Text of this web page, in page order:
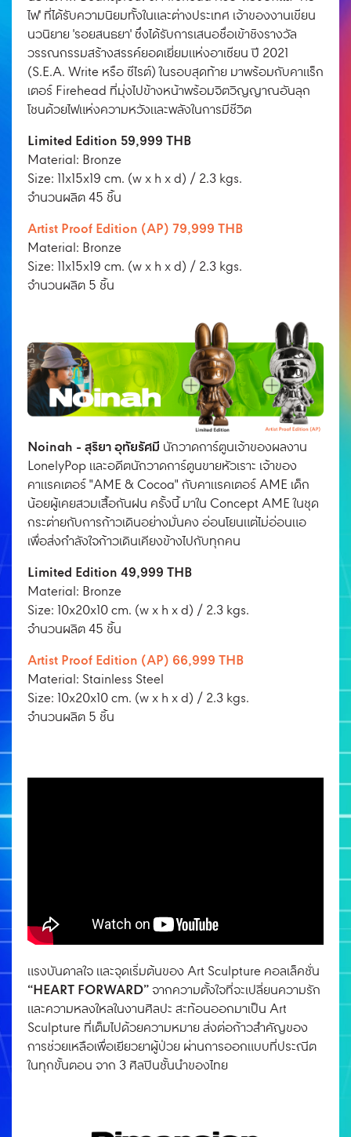
ไฟ' ที่ได้รับความนิยมทั้งในและต่างประเทศ เจ้าของงานเขียน
นวนิยาย 'รอยสนธยา' ซึ่งได้รับการเสนอชื่อเข้าชิงรางวัล
วรรณกรรมสร้างสรรค์ยอดเยี่ยมแห่งอาเซียน ปี 2021
(S.E.A. Write หรือ ซีไรต์) ในรอบสุดท้าย มาพร้อมกับคาแร็ก
เตอร์ Firehead ที่มุ่งไปข้างหน้าพร้อมจิตวิญญาณอันลุก
โชนด้วยไฟแห่งความหวังและพลังในการมีชีวิต
Limited Edition 59,999 THB
Material: Bronze
Size: 11x15x19 cm. (w x h x d) / 2.3 kgs.
จํานวนผลิต 45 ชิ้น
Artist Proof Edition (AP) 79,999 THB
Material: Bronze
Size: 11x15x19 cm. (w x h x d) / 2.3 kgs.
จํานวนผลิต 5 ชิ้น
Noinah - สุริยา อุทัยรัศมี นักวาดการ์ตูนเจ้าของผลงาน
LonelyPop และอดีตนักวาดการ์ตูนขายหัวเราะ เจ้าของ
คาแรคเตอร์ "AME & Cocoa" กับคาแรคเตอร์ AME เด็ก
น้อยผู้เคยสวมเสื้อกันฝน ครั้งนี้ มาใน Concept AME ในชุด
กระต่ายกับการก้าวเดินอย่างมั่นคง อ่อนโยนแต่ไม่อ่อนแอ
เพื่อส่งกำลังใจก้าวเดินเคียงข้างไปกับทุกคน
Limited Edition 49,999 THB
Material: Bronze
Size: 10x20x10 cm. (w x h x d) / 2.3 kgs.
จํานวนผลิต 45 ชิ้น
Artist Proof Edition (AP) 66,999 THB
Material: Stainless Steel
Size: 10x20x10 cm. (w x h x d) / 2.3 kgs.
จํานวนผลิต 5 ชิ้น
แรงบันดาลใจ และจุดเริ่มต้นของ Art Sculpture คอลเล็คชั่น
“HEART FORWARD”จากความตั้งใจที่จะเปลี่ยนความรัก
และความหลงใหลในงานศิลปะ สะท้อนออกมาเป็น Art
Sculpture ที่เต็มไปด้วยความหมาย ส่งต่อก้าวสำคัญของ
การช่วยเหลือเพื่อเยียวยาผู้ป่วย ผ่านการออกแบบที่ประณีต
ในทุกขั้นตอน จาก 3 ศิลปินชั้นนำของไทย